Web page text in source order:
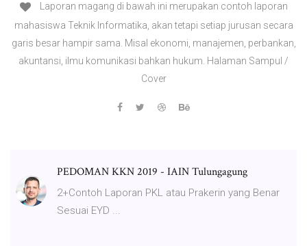
Laporan magang di bawah ini merupakan contoh laporan
mahasiswa Teknik Informatika, akan tetapi setiap jurusan secara
garis besar hampir sama. Misal ekonomi, manajemen, perbankan,
akuntansi, ilmu komunikasi bahkan hukum. Halaman Sampul /
Cover
PEDOMAN KKN 2019 - IAIN Tulungagung
2+Contoh Laporan PKL atau Prakerin yang Benar
Sesuai EYD ...